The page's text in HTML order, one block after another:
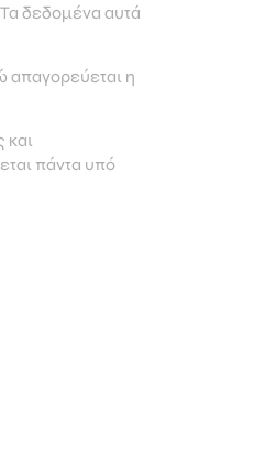
δεδομένα αυτά
απαγορεύεται η
και
πάντα υπό